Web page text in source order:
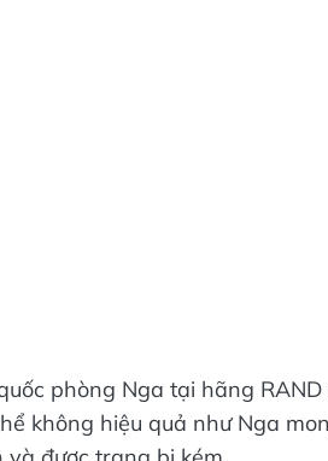
phòng Nga tại hãng
không hiệu quả như Nga